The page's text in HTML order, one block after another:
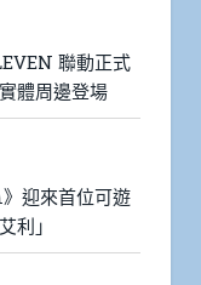
聯動正式
體周邊登場
迎來首位可遊
利」